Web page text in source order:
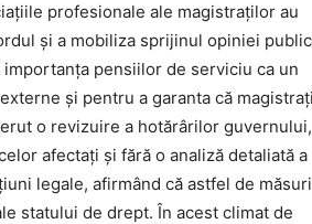
profesionale ale magistraților au
și a mobiliza sprijinul opiniei
pensiilor de serviciu ca un
și pentru a garanta că
o revizuire a hotărârilor guvernului,
afectați și fără o analiză detaliată a
legale, afirmând că astfel de
statului de drept. În acest climat de